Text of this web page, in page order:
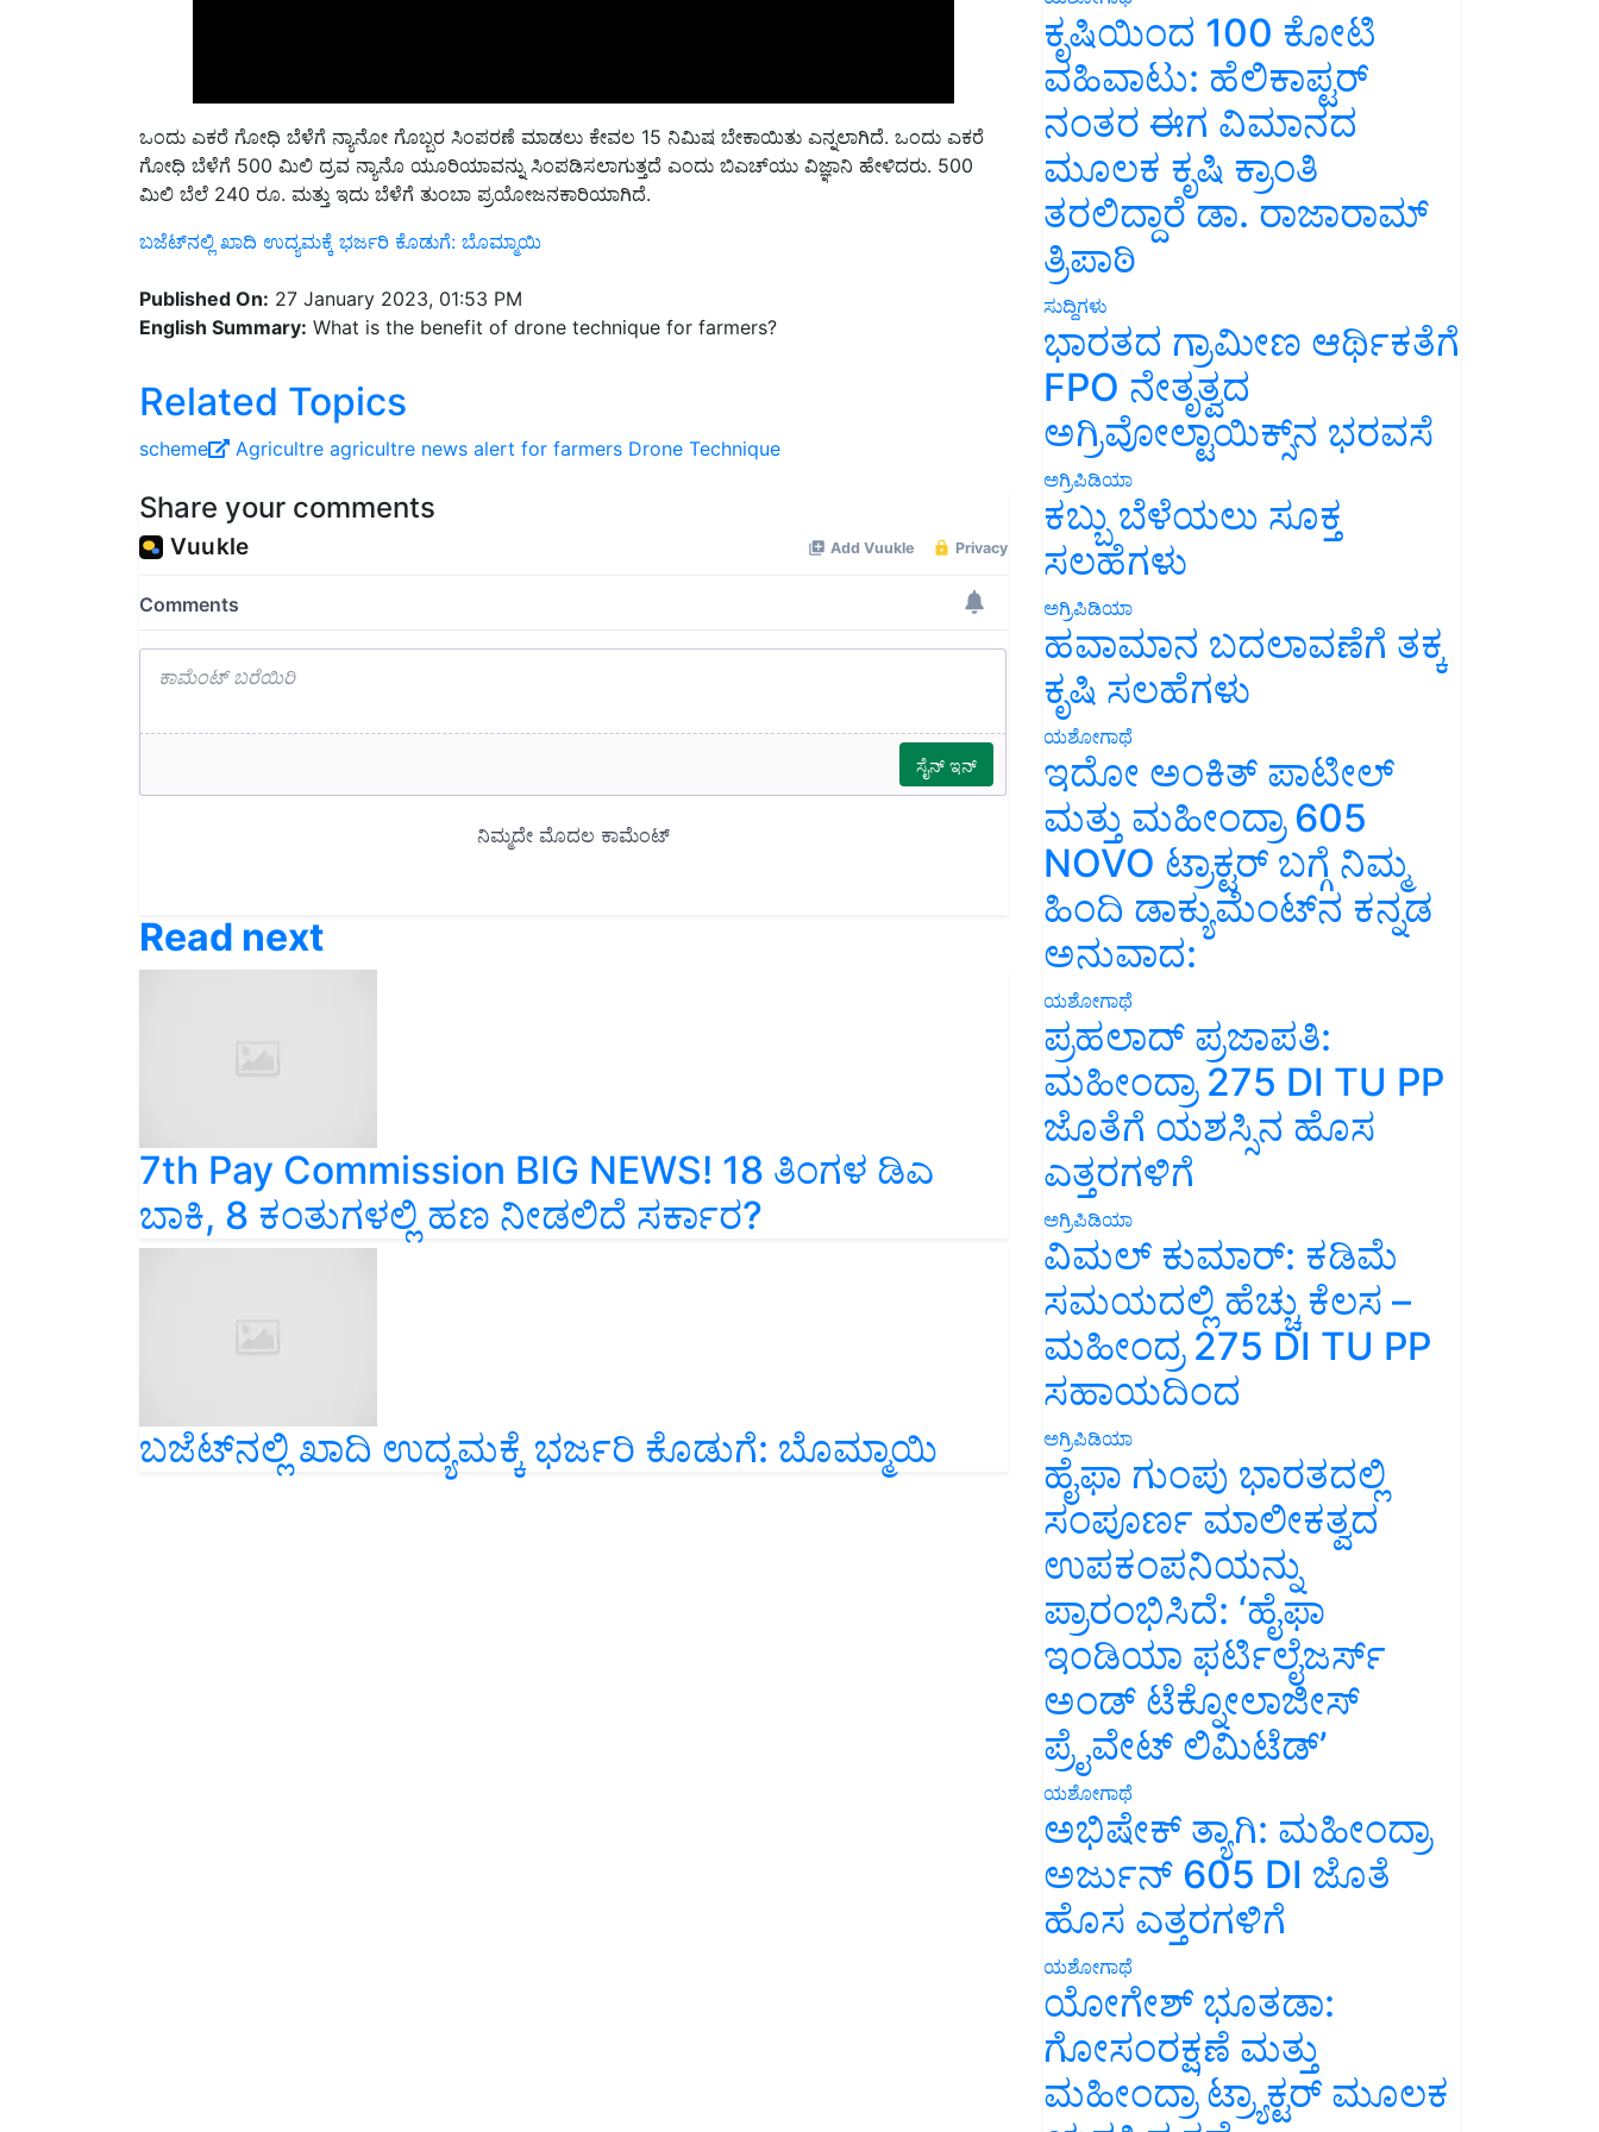
ಒಂದು ಎಕರೆ ಗೋಧಿ ಬೆಳೆಗೆ ನ್ಯಾನೋ ಗೊಬ್ಬರ ಸಿಂಪರಣೆ ಮಾಡಲು ಕೇವಲ 15 ನಿಮಿಷ ಬೇಕಾಯಿತು ಎನ್ನಲಾಗಿದೆ. ಒಂದು ಎಕರೆ
ಗೋಧಿ ಬೆಳೆಗೆ 500 ಮಿಲಿ ದ್ರವ ನ್ಯಾನೊ ಯೂರಿಯಾವನ್ನು ಸಿಂಪಡಿಸಲಾಗುತ್ತದೆ ಎಂದು ಬಿಎಚ್ಯು ವಿಜ್ಞಾನಿ ಹೇಳಿದರು. 500
ಮಿಲಿ ಬೆಲೆ 240 ರೂ. ಮತ್ತು ಇದು ಬೆಳೆಗೆ ತುಂಬಾ ಪ್ರಯೋಜನಕಾರಿಯಾಗಿದೆ.
ಬಜೆಟ್‌ನಲ್ಲಿ ಖಾದಿ ಉದ್ಯಮಕ್ಕೆ ಭರ್ಜರಿ ಕೊಡುಗೆ: ಬೊಮ್ಮಾಯಿ
Published On: 27 January 2023, 01:53 PM
English Summary: What is the benefit of drone technique for farmers?
Related Topics
scheme Agricultre agricultre news alert for farmers Drone Technique
Share your comments
Read next
7th Pay Commission BIG NEWS! 18 ತಿಂಗಳ ಡಿಎ
ಬಾಕಿ, 8 ಕಂತುಗಳಲ್ಲಿ ಹಣ ನೀಡಲಿದೆ ಸರ್ಕಾರ?
ಬಜೆಟ್‌ನಲ್ಲಿ ಖಾದಿ ಉದ್ಯಮಕ್ಕೆ ಭರ್ಜರಿ ಕೊಡುಗೆ: ಬೊಮ್ಮಾಯಿ
ಕೃಷಿಯಿಂದ 100 ಕೋಟಿ
ವಹಿವಾಟು: ಹೆಲಿಕಾಪ್ಟರ್
ನಂತರ ಈಗ ವಿಮಾನದ
ಮೂಲಕ ಕೃಷಿ ಕ್ರಾಂತಿ
ತರಲಿದ್ದಾರೆ ಡಾ. ರಾಜಾರಾಮ್
ತ್ರಿಪಾಠಿ
ಸುದ್ದಿಗಳು
ಭಾರತದ ಗ್ರಾಮೀಣ ಆರ್ಥಿಕತೆಗೆ
FPO ನೇತೃತ್ವದ
ಅಗ್ರಿವೋಲ್ಟಾಯಿಕ್ಸ್‌ನ ಭರವಸೆ
ಅಗ್ರಿಪಿಡಿಯಾ
ಕಬ್ಬು ಬೆಳೆಯಲು ಸೂಕ್ತ
ಸಲಹೆಗಳು
ಅಗ್ರಿಪಿಡಿಯಾ
ಹವಾಮಾನ ಬದಲಾವಣೆಗೆ ತಕ್ಕ
ಕೃಷಿ ಸಲಹೆಗಳು
ಯಶೋಗಾಥೆ
ಇದೋ ಅಂಕಿತ್ ಪಾಟೀಲ್
ಮತ್ತು ಮಹೀಂದ್ರಾ 605
NOVO ಟ್ರಾಕ್ಟರ್ ಬಗ್ಗೆ ನಿಮ್ಮ
ಹಿಂದಿ ಡಾಕ್ಯುಮೆಂಟ್‌ನ ಕನ್ನಡ
ಅನುವಾದ:
ಯಶೋಗಾಥೆ
ಪ್ರಹಲಾದ್ ಪ್ರಜಾಪತಿ:
ಮಹೀಂದ್ರಾ 275 DI TU PP
ಜೊತೆಗೆ ಯಶಸ್ಸಿನ ಹೊಸ
ಎತ್ತರಗಳಿಗೆ
ಅಗ್ರಿಪಿಡಿಯಾ
ವಿಮಲ್ ಕುಮಾರ್: ಕಡಿಮೆ
ಸಮಯದಲ್ಲಿ ಹೆಚ್ಚು ಕೆಲಸ –
ಮಹೀಂದ್ರ 275 DI TU PP
ಸಹಾಯದಿಂದ
ಅಗ್ರಿಪಿಡಿಯಾ
ಹೈಫಾ ಗುಂಪು ಭಾರತದಲ್ಲಿ
ಸಂಪೂರ್ಣ ಮಾಲೀಕತ್ವದ
ಉಪಕಂಪನಿಯನ್ನು
ಪ್ರಾರಂಭಿಸಿದೆ: ‘ಹೈಫಾ
ಇಂಡಿಯಾ ಫರ್ಟಿಲೈಜರ್ಸ್
ಅಂಡ್ ಟೆಕ್ನೋಲಾಜೀಸ್
ಪ್ರೈವೇಟ್ ಲಿಮಿಟೆಡ್’
ಯಶೋಗಾಥೆ
ಅಭಿಷೇಕ್ ತ್ಯಾಗಿ: ಮಹೀಂದ್ರಾ
ಅರ್ಜುನ್ 605 DI ಜೊತೆ
ಹೊಸ ಎತ್ತರಗಳಿಗೆ
ಯಶೋಗಾಥೆ
ಯೋಗೇಶ್ ಭೂತಡಾ:
ಗೋಸಂರಕ್ಷಣೆ ಮತ್ತು
ಮಹೀಂದ್ರಾ ಟ್ರ್ಯಾಕ್ಟರ್ ಮೂಲಕ